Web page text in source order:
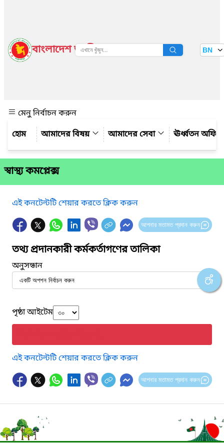
বাংলাদেশ জাতীয় তথ্য বাতায়ন BN
মেনু নির্বাচন করুন
আমাদের বিষয়
আমাদের সেবা ঊর্ধ্বতন অফিস
স্বাস্থ্য কমপ্লেক্স
এই কনটেন্টটি শেয়ার করতে ক্লিক করুন
আপনার মতামত প্রদান করুন
তথ্য প্রদানকারী কর্মকর্তাগণের তালিকা
অনুসন্ধান
পৃষ্ঠা আইটেম
এই কনটেন্টটি শেয়ার করতে ক্লিক করুন
আপনার মতামত প্রদান করুন